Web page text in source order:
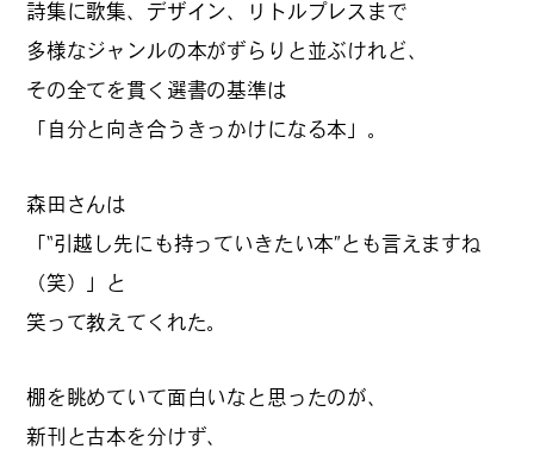
#職人の手仕事に触れる
# やっぱり○○が好き
#イベント
詩集に歌集、デザイン、リトルプレスまで
多様なジャンルの本がずらりと並ぶけれど、
その全てを貫く選書の基準は
「自分と向き合うきっかけになる本」。
森田さんは
「“引越し先にも持っていきたい本”とも言えますね
（笑）」と
笑って教えてくれた。
棚を眺めていて面白いなと思ったのが、
新刊と古本を分けず、